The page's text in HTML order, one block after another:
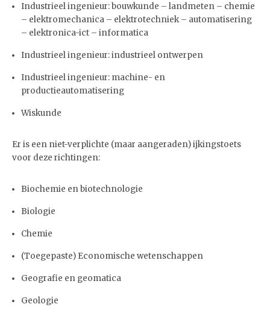
Industrieel ingenieur: bouwkunde – landmeten – chemie
– elektromechanica – elektrotechniek – automatisering
– elektronica-ict – informatica
Industrieel ingenieur: industrieel ontwerpen
Industrieel ingenieur: machine- en
productieautomatisering
Wiskunde
Er is een niet-verplichte (maar aangeraden) ijkingstoets
voor deze richtingen:
Biochemie en biotechnologie
Biologie
Chemie
(Toegepaste) Economische wetenschappen
Geografie en geomatica
Geologie